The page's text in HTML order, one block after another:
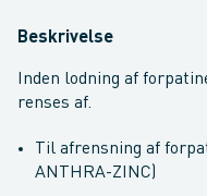
Beskrivelse
Inden lodning af
renses af.
Til afrensning af
ANTHRA-ZINC)